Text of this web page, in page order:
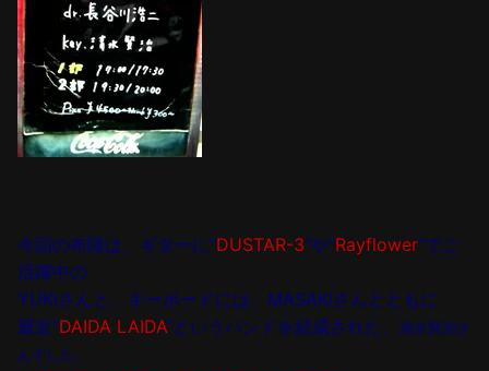
今回の布陣は、ギターに"DUSTAR-3”や"Rayflower”でご
活躍中の
YUKIさんと、 キーボードには、MASAKIさんとともに
最近"DAIDA LAIDA”というバンドを結成された、
清水賢治さ
んでした。